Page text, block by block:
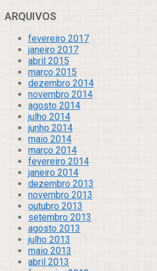
ARQUIVOS
fevereiro 2017
janeiro 2017
abril 2015
março 2015
dezembro 2014
novembro 2014
agosto 2014
julho 2014
junho 2014
maio 2014
março 2014
fevereiro 2014
janeiro 2014
dezembro 2013
novembro 2013
outubro 2013
setembro 2013
agosto 2013
julho 2013
maio 2013
abril 2013